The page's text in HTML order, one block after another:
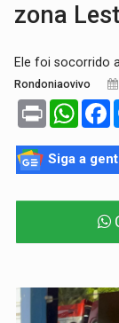
zona
Ele foi socorrido
Rondoniaovivo
Print
Siga a